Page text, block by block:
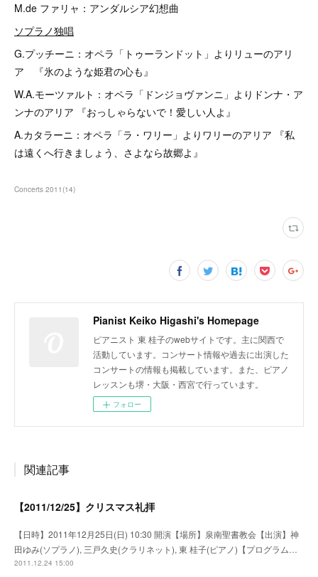
M.de ファリャ：アンダルシア幻想曲
ソプラノ独唱
G.プッチーニ：オペラ「トゥーランドット」よりリューのアリ
ア 『氷のような姫君の心も』
W.A.モーツァルト：オペラ「ドンジョヴァンニ」よりドンナ・ア
ンナのアリア 『おっしゃらないで！愛しい人よ』
A.カタラーニ：オペラ「ラ・ワリー」よりワリーのアリア 『私
は遠くへ行きましょう、さよなら故郷よ』
Concerts 2011(14)
Pianist Keiko Higashi's Homepage
ピアニスト 東 桂子のwebサイトです。主に関西で
活動しています。コンサート情報や過去に出演した
コンサートの情報も掲載しています。また、ピアノ
レッスンも堺・大阪・西宮で行っています。
フォロー
関連記事
【2011/12/25】クリスマス礼拝
【日時】2011年12月25日(日) 10:30 開演【場所】泉南聖書教会【出演】神
田ゆみ(ソプラノ), 三戸久史(クラリネット), 東 桂子(ピアノ)【プログラム…
2011.12.24 15:00